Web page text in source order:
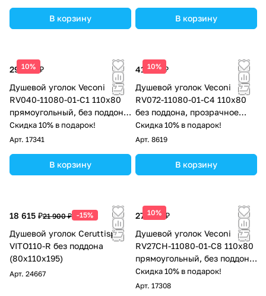
В корзину В корзину
10%
29 746 ₽
Душевой уголок Veconi
RV040-11080-01-C1 110х80
прямоугольный, без поддона,
прозрачное стекло, хром
Скидка 10% в подарок!
Арт. 17341
В корзину
10%
41 412 ₽
Душевой уголок Veconi
RV072-11080-01-C4 110х80
без поддона, прозрачное
стекло, хром
Скидка 10% в подарок!
Арт. 8619
В корзину
18 615 ₽21 900 ₽ -15%
Душевой уголок Ceruttispa
VITO110-R без поддона
(80x110x195)
Арт. 24667
10%
27 698 ₽
Душевой уголок Veconi
RV27CH-11080-01-C8 110х80
прямоугольный, без поддона,
прозрачное стекло, хром
Скидка 10% в подарок!
Арт. 17308